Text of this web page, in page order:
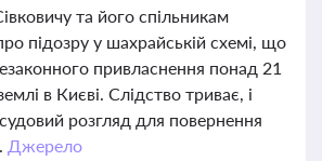
та його спільникам
підозру у шахрайській схемі, що
привласнення понад 21
в Києві. Слідство триває, і
розгляд для повернення
Джерело